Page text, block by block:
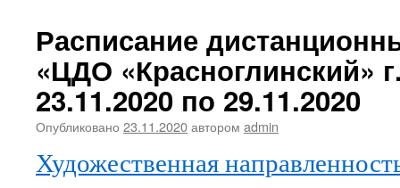
Расписание
«ЦДО «Красноглинский»
23.11.2020 по 29.11.2020
Опубликовано 23.11.2020автором admin
Художественная